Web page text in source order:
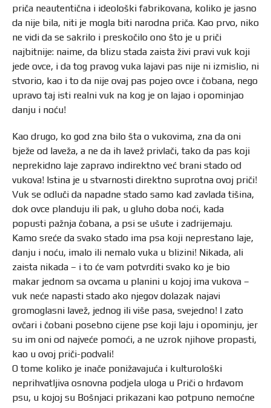
priča neautentična i ideološki fabrikovana, koliko je jasno
da nije bila, niti je mogla biti narodna priča. Kao prvo, niko
ne vidi da se sakrilo i preskočilo ono što je u priči
najbitnije: naime, da blizu stada zaista živi pravi vuk koji
jede ovce, i da tog pravog vuka lajavi pas nije ni izmislio, ni
stvorio, kao i to da nije ovaj pas pojeo ovce i čobana, nego
upravo taj isti realni vuk na kog je on lajao i opominjao
danju i noću!
Kao drugo, ko god zna bilo šta o vukovima, zna da oni
bježe od laveža, a ne da ih lavež privlači, tako da pas koji
neprekidno laje zapravo indirektno već brani stado od
vukova! Istina je u stvarnosti direktno suprotna ovoj priči!
Vuk se odluči da napadne stado samo kad zavlada tišina,
dok ovce planduju ili pak, u gluho doba noći, kada
popusti pažnja čobana, a psi se ušute i zadrijemaju.
Kamo sreće da svako stado ima psa koji neprestano laje,
danju i noću, imalo ili nemalo vuka u blizini! Nikada, ali
zaista nikada – i to će vam potvrditi svako ko je bio
makar jednom sa ovcama u planini u kojoj ima vukova –
vuk neće napasti stado ako njegov dolazak najavi
gromoglasni lavež, jednog ili više pasa, svejedno! I zato
ovčari i čobani posebno cijene pse koji laju i opominju, jer
su im oni od najveće pomoći, a ne uzrok njihove propasti,
kao u ovoj priči-podvali!
O tome koliko je inače ponižavajuća i kulturološki
neprihvatljiva osnovna podjela uloga u Priči o hrđavom
psu, u kojoj su Bošnjaci prikazani kao potpuno nemoćne